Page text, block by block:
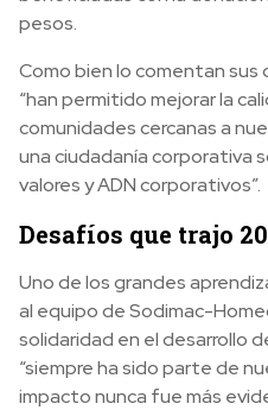
pesos.
Como bien lo comentan
“han permitido mejorar la
comunidades cercanas a
una ciudadanía corporativa
valores y ADN corporativos”.
Desafíos que trajo
Uno de los grandes
al equipo de Sodimac-
solidaridad en el desarrollo
“siempre ha sido parte de
impacto nunca fue más